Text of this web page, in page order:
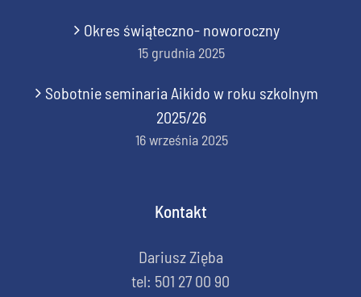
Okres świąteczno- noworoczny
15 grudnia 2025
Sobotnie seminaria Aikido w roku szkolnym
2025/26
16 września 2025
Kontakt
Dariusz Zięba
tel: 501 27 00 90